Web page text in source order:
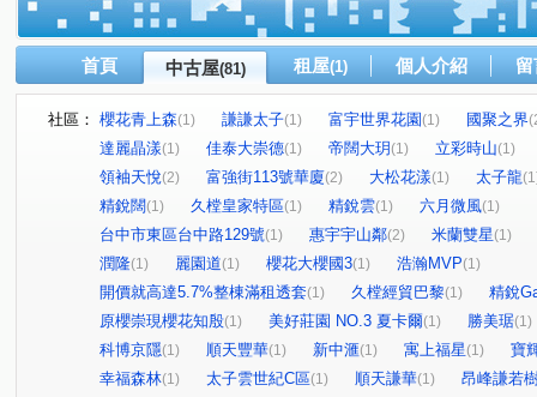
首頁 中古屋(81) 租屋(1) 個人介紹
社區： 櫻花青上森(1) 謙謙太子(1) 富宇世界花園(1) 國聚之界
達麗晶漾(1) 佳泰大崇德(1) 帝闊大玥(1) 立彩時山(1)
領袖天悅(2) 富強街113號華廈(2) 大松花漾(1) 太子龍
精銳闊(1) 久樘皇家特區(1) 精銳雲(1) 六月微風(1)
台中市東區台中路129號(1) 惠宇宇山鄰(2) 米蘭雙星(1)
潤隆(1) 麗園道(1) 櫻花大櫻國3(1) 浩瀚MVP(1)
開價就高達5.7%整棟滿租透套(1) 久樘經貿巴黎(1)
精銳
原櫻崇現櫻花知殷(1) 美好莊園 NO.3 夏卡爾(1) 勝美琚(1)
科博京隱(1) 順天豐華(1) 新中滙(1) 寓上福星(1)
寶
幸福森林(1) 太子雲世紀C區(1) 順天謙華(1)
昂峰謙若